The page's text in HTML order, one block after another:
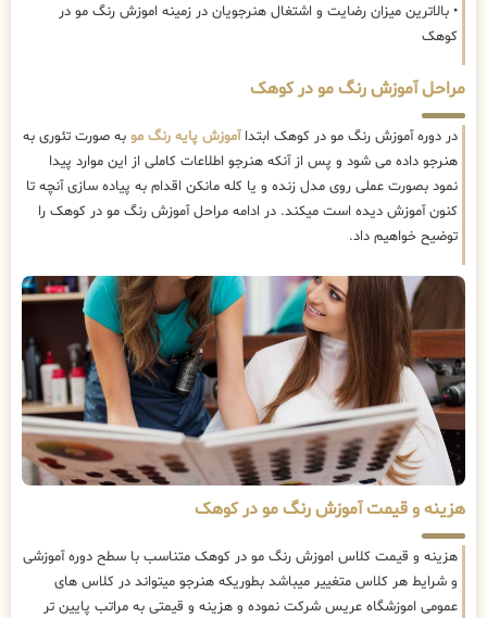
• بالاترین میزان رضایت و اشتغال هنرجویان در زمینه اموزش رنگ مو در
کوهک
مراحل آموزش رنگ مو در کوهک
در دوره آموزش رنگ مو در کوهک ابتداآموزش پایه رنگ مو به صورت تئوری به
هنرجو داده می شود و پس از آنکه هنرجو اطلاعات کاملی از این موارد پیدا
نمود بصورت عملی روی مدل زنده و یا کله مانکن اقدام به پیاده سازی آنچه تا
کنون آموزش دیده است میکند. در ادامه مراحل آموزش رنگ مو در کوهک را
توضیح خواهیم داد.
هزینه و قیمت آموزش رنگ مو در کوهک
هزینه و قیمت کلاس اموزش رنگ مو در کوهک متناسب با سطح دوره آموزشی
و شرایط هر کلاس متغییر میباشد بطوریکه هنرجو میتواند در کلاس های
عمومی اموزشگاه عریس شرکت نموده و هزینه و قیمتی به مراتب پایین تر